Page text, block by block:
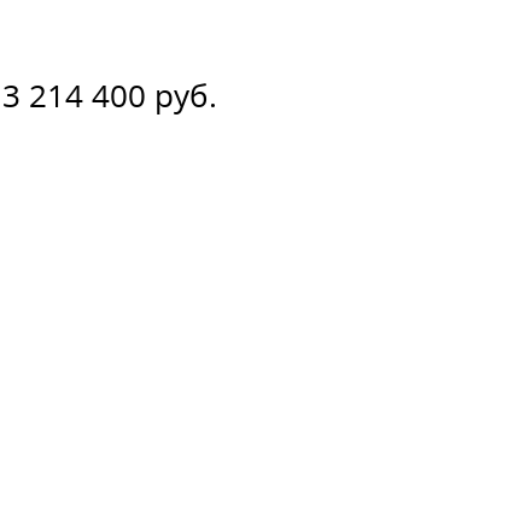
3 214 400 руб.